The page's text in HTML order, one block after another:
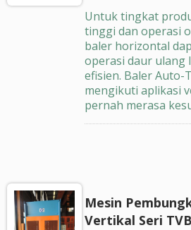
Untuk tingkat
tinggi dan operasi
baler horizontal
operasi daur ulang
efisien. Baler Auto-
mengikuti aplikasi
pernah merasa
Mesin
Vertikal Seri TVB